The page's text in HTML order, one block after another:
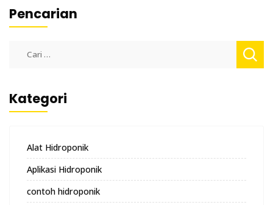
Pencarian
untuk:
Kategori
Alat Hidroponik
Aplikasi Hidroponik
contoh hidroponik